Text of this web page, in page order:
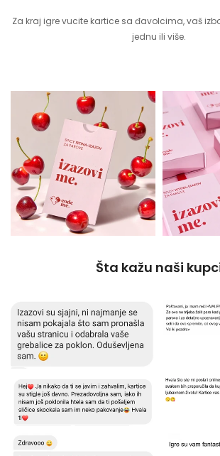
Za kraj igre vucite kartice sa đavolcima, vaš
jednu ili više.
Šta kažu naši